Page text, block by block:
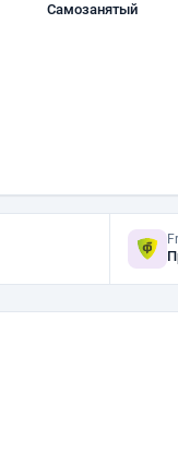
Самозанятый